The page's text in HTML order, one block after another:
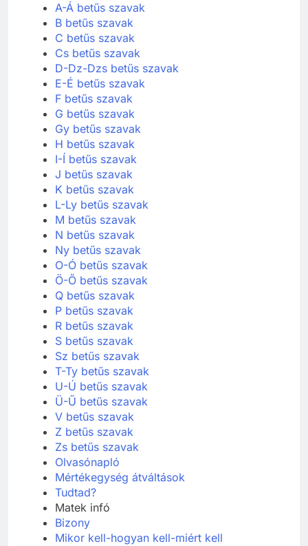
A-Á betűs szavak
B betűs szavak
C betűs szavak
Cs betűs szavak
D-Dz-Dzs betűs szavak
E-É betűs szavak
F betűs szavak
G betűs szavak
Gy betűs szavak
H betűs szavak
I-Í betűs szavak
J betűs szavak
K betűs szavak
L-Ly betűs szavak
M betűs szavak
N betűs szavak
Ny betűs szavak
O-Ó betűs szavak
Ö-Ő betűs szavak
Q betűs szavak
P betűs szavak
R betűs szavak
S betűs szavak
Sz betűs szavak
T-Ty betűs szavak
U-Ú betűs szavak
Ü-Ű betűs szavak
V betűs szavak
Z betűs szavak
Zs betűs szavak
Olvasónapló
Mértékegység átváltások
Tudtad?
Matek infó
Bizony
Mikor kell-hogyan kell-miért kell